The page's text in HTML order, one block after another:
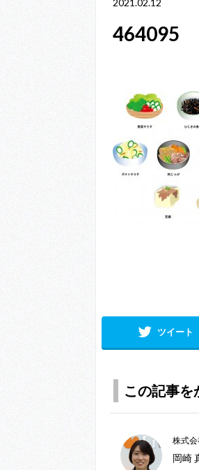
2021.02.12
464095
ツイート
この記事を
株式
岡崎